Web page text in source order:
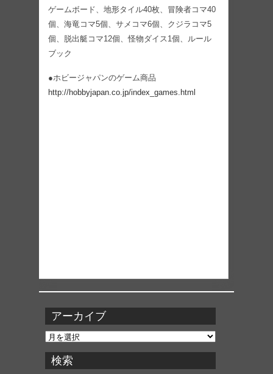
ゲームボード、地形タイル40枚、冒険者コマ40
個、海竜コマ5個、サメコマ6個、クジラコマ5
個、脱出艇コマ12個、怪物ダイス1個、ルール
ブック
●ホビージャパンのゲーム商品
http://hobbyjapan.co.jp/index_games.html
アーカイブ
ア
カ
イ
検索